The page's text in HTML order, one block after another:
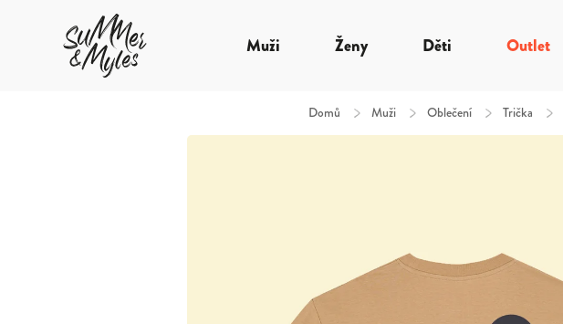
Muži Ženy Děti Outlet
Domů / Muži / Oblečení / Trička /